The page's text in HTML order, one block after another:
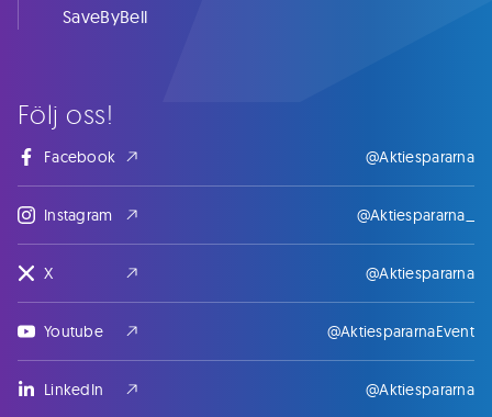
Följ oss!
Facebook @Aktiespararna
Instagram @Aktiespararna_
X @Aktiespararna
Youtube @AktiespararnaEvent
LinkedIn @Aktiespararna
SaveByBell